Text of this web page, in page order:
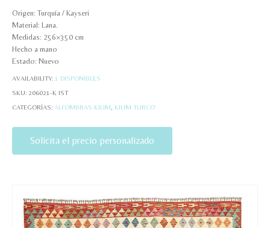
Origen: Turquía / Kayseri
Material: Lana.
Medidas: 256×350 cm
Hecho a mano
Estado: Nuevo
AVAILABILITY: 1 DISPONIBLES
SKU: 206021-K IST
CATEGORÍAS: ALFOMBRAS KILIM KILIM TURCO
Solicita el precio personalizado